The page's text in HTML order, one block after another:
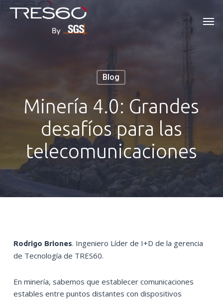
Skip
Blog
Minería 4.0: Grandes
desafíos para las
telecomunicaciones
Rodrigo Briones. Ingeniero Líder de I+D de la gerencia
de Tecnología de TRES60.
En minería, sabemos que establecer comunicaciones
estables entre puntos distantes con dispositivos